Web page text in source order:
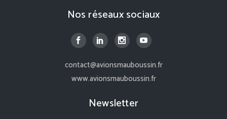
Nos réseaux sociaux
contact@avionsmauboussin.fr
www.avionsmauboussin.fr
Newsletter